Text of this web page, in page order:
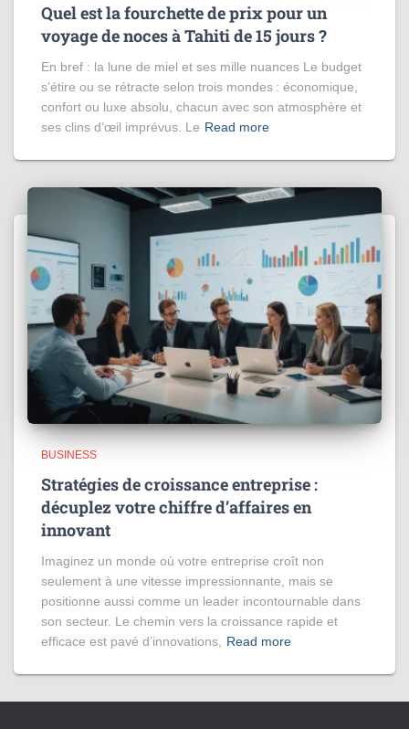
Quel est la fourchette de prix pour un
voyage de noces à Tahiti de 15 jours​ ?
En bref : la lune de miel et ses mille nuances Le budget
s’étire ou se rétracte selon trois mondes : économique,
confort ou luxe absolu, chacun avec son atmosphère et
ses clins d’œil imprévus. Le Read more
BUSINESS
Stratégies de croissance entreprise :
décuplez votre chiffre d’affaires en
innovant
Imaginez un monde où votre entreprise croît non
seulement à une vitesse impressionnante, mais se
positionne aussi comme un leader incontournable dans
son secteur. Le chemin vers la croissance rapide et
efficace est pavé d’innovations,
Read more